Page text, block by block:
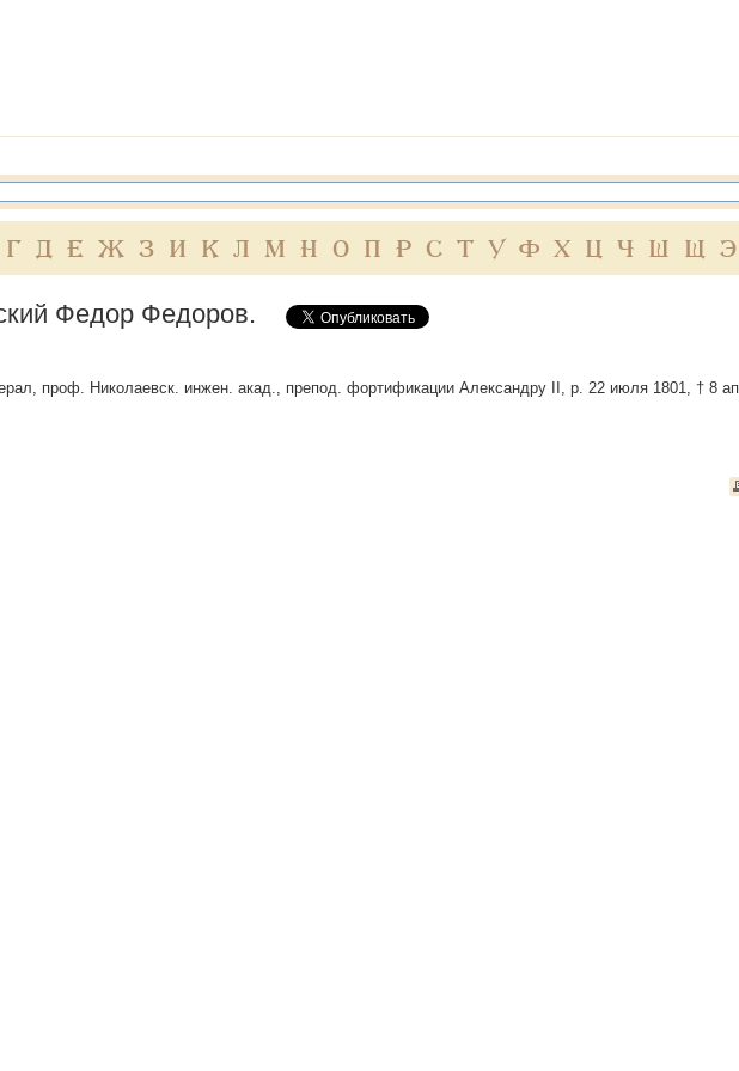
Г Д Е Ж З И К Л М Н О П Р С Т У Ф Х Ц Ч Ш Щ Э
Федор Федоров.
проф. Николаевск. инжен. акад., препод. фортификации Александру II, р. 22 июля 1801, † 8